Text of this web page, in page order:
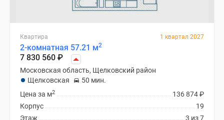
Квартира 1 квартал 2027
2-комнатная 57.21 м2
7 830 560 ₽
Московская область, Щелковский район
Щелковская
50 мин.
136 874₽
Цена за м2
19
Корпус
3 из 7
Этаж